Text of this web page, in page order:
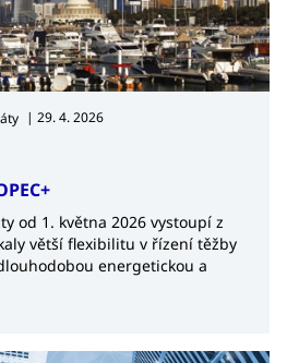
| 29. 4. 2026
od 1. května 2026 vystoupí z
větší flexibilitu v řízení těžby
energetickou a